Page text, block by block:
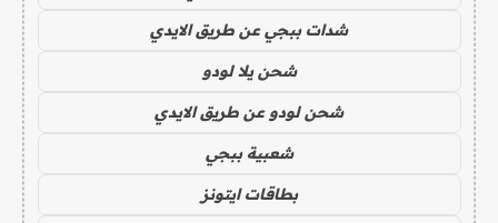
شدات ببجي عن طريق الايدي
شحن يلا لودو
شحن لودو عن طريق الايدي
شعبية ببجي
بطاقات ايتونز